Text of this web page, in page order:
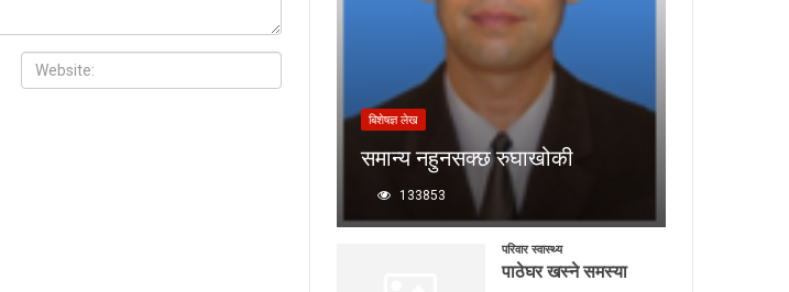
बिशेषज्ञ लेख
समान्य नहुनसक्छ रुघाखोकी
133853
परिवार स्वास्थ्य
पाठेघर खस्ने समस्या